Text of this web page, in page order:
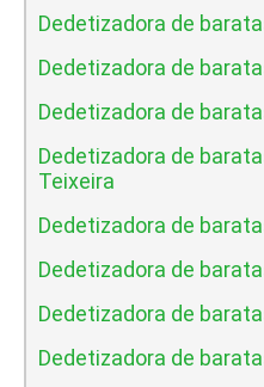
Dedetizadora de
Dedetizadora de
Dedetizadora de
Dedetizadora de
Teixeira
Dedetizadora de
Dedetizadora de
Dedetizadora de
Dedetizadora de